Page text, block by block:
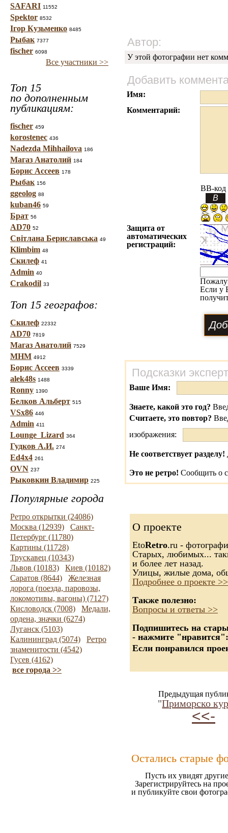
SAFARI 11552
Spektor 8532
Ігор Кузьменко 8485
Рыбак 7377
fischer 6098
Все участники >>
Топ 15
по дополненным
публикациям:
fischer 459
korostenec 436
Nadezda Mihhailova 186
Магаз Анатолий 184
Борис Ассеев 178
Рыбак 156
ggeolog 88
kuban46 59
Брат 56
AD70 52
Світлана Бериславська 49
Klimbim 48
Скилеф 41
Admin 40
Crakodil 33
Топ 15 географов:
Скилеф 22332
AD70 7819
Магаз Анатолий 7529
МНМ 4912
Борис Ассеев 3339
alek48s 1488
Ronny 1390
Белков Альберт 515
VSx86 446
Admin 411
Lounge_Lizard 364
Гудков А.И. 274
Ed4x4 261
OVN 237
Рыковкин Владимир 225
Популярные города
Ретро открытки (24086)
Москва (12939)
Санкт-
Петербург (11780)
Картины (11728)
Трускавец (10343)
Львов (10183)
Киев (10182)
Саратов (8644)
Железная
дорога (поезда, паровозы,
локомотивы, вагоны) (7127)
Кисловодск (7008)
Медали,
ордена, значки (6274)
Луганск (5103)
Калининград (5074)
Ретро
знаменитости (4542)
Гусев (4162)
все города >>
Автор:
У этой фотографии нет
Добавить
Имя:
Комментарий:
BB-код
Защита от
автоматических
регистраций:
Если у
Подсказки
Ваше Имя:
Знаете, какой это год?
Считаете, это повтор?
изображения:
Не соответствует разделу!
Это не ретро! Сообщить о
О проекте
EtoRetro.ru -
Старых, любимых...
и более лет назад.
Улицы, жилые дома,
Подробнее о проекте >>
Также полезно:
Вопросы и ответы >>
Подпишитесь на
- нажмите "нравится":
Если понравился
Предыдущая
"Приморско
<<-
Остались старые
Пусть их увидят
Зарегистрируйтесь на
и публикуйте свои